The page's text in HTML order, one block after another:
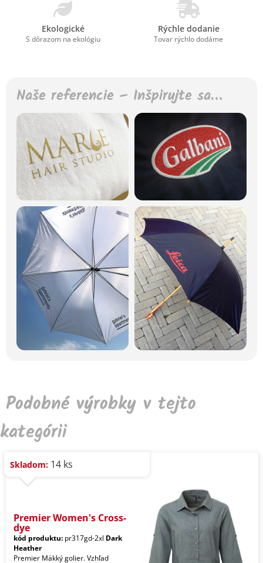
Ekologické
S dôrazom na ekológiu
Rýchle dodanie
Tovar rýchlo dodáme
Naše referencie – Inšpirujte sa…
Podobné výrobky v tejto
kategórii
Skladom: 14 ks
Premier Women's Cross-
dye
kód produktu: pr317gd-2xl Dark
Heather
Premier Mäkký golier. Vzhľad